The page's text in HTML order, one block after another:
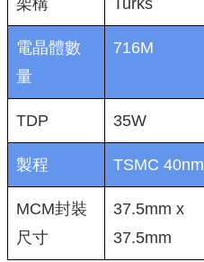
架構 Turks
電晶體數
量
716M
TDP 35W
製程 TSMC 40nm
MCM封裝
尺寸
37.5mm x
37.5mm